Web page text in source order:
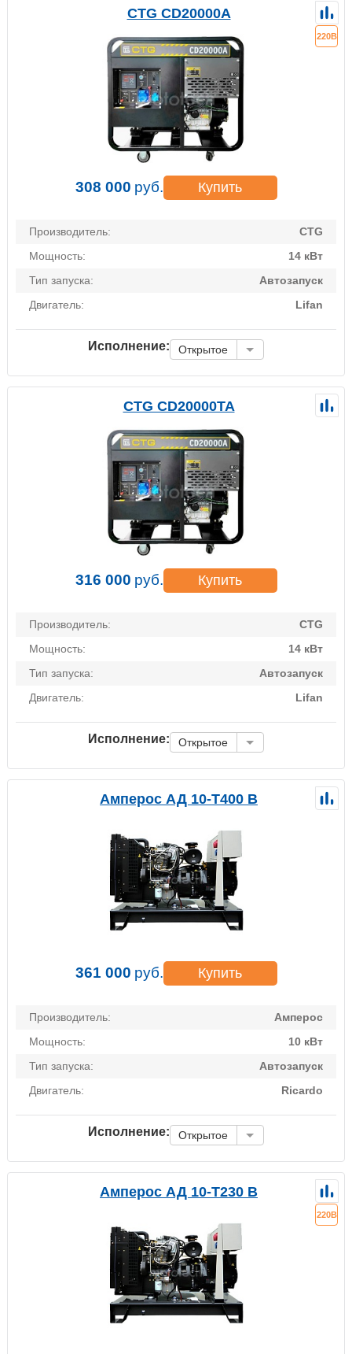
CTG CD20000A
220В
308 000 руб. Купить
Производитель:
CTG
Мощность:
14 кВт
Тип запуска:
Автозапуск
Двигатель:
Lifan
Исполнение: Открытое
CTG CD20000TA
316 000 руб. Купить
Производитель:
CTG
Мощность:
14 кВт
Тип запуска:
Автозапуск
Двигатель:
Lifan
Исполнение: Открытое
Амперос АД 10-Т400 B
361 000 руб. Купить
Производитель:
Амперос
Мощность:
10 кВт
Тип запуска:
Автозапуск
Двигатель:
Ricardo
Исполнение: Открытое
Амперос АД 10-Т230 B
220В